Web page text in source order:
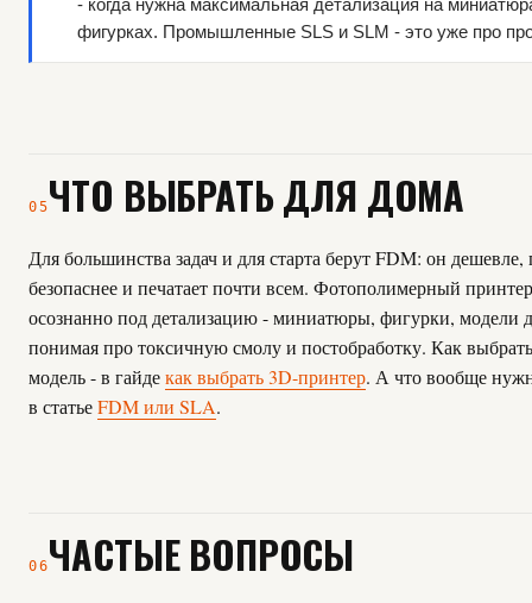
фигурках. Промышленные SLS и SLM - это уже про
05ЧТО ВЫБРАТЬ ДЛЯ ДОМА
Для большинства задач и для старта берут FDM: он
безопаснее и печатает почти всем. Фотополимерный
осознанно под детализацию - миниатюры, фигурки, модели
понимая про токсичную смолу и постобработку. Как
модель - в гайдекак выбрать 3D-принтер. А что вообще
в статьеFDM или SLA.
06ЧАСТЫЕ ВОПРОСЫ